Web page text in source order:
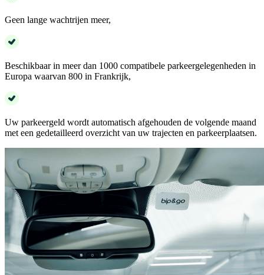
Geen lange wachtrijen meer,
Beschikbaar in meer dan 1000 compatibele parkeergelegenheden in
Europa waarvan 800 in Frankrijk,
Uw parkeergeld wordt automatisch afgehouden de volgende maand
met een gedetailleerd overzicht van uw trajecten en parkeerplaatsen.